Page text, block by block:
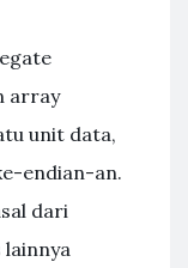
array
unit data,
endian-an.
dari